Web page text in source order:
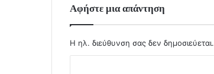
Αφήστε μια απάντηση
Η ηλ. διεύθυνση σας δεν δημοσιεύεται.